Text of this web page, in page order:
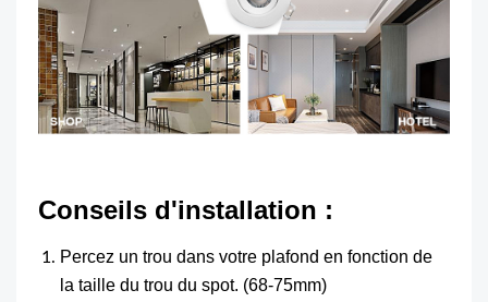
Conseils d'installation :
Percez un trou dans votre plafond en fonction de
la taille du trou du spot. (68-75mm)